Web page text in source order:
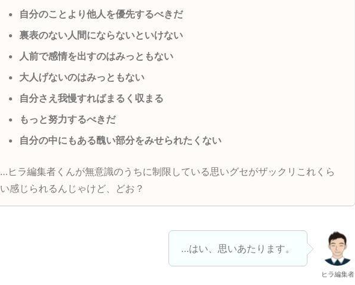
自分のことより他人を優先するべきだ
裏表のない人間にならないといけない
人前で感情を出すのはみっともない
大人げないのはみっともない
自分さえ我慢すればまるく収まる
もっと努力するべきだ
自分の中にもある醜い部分をみせられたくない
…ヒラ編集者くんが無意識のうちに制限している思いグセがザックリこれくら
い感じられるんじゃけど、どお？
…はい、思いあたります。
ヒラ編集者